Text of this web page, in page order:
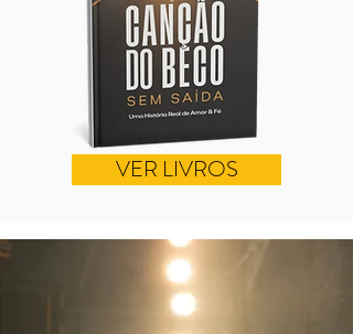
VER LIVROS